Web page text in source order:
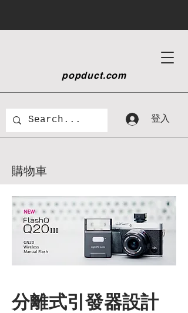
popduct.com
登入
購物車
分離式引發器設計